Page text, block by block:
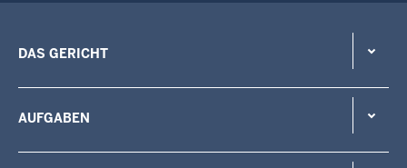
DAS GERICHT
AUFGABEN